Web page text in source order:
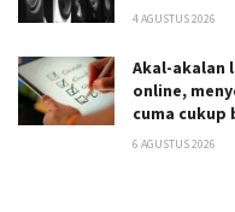
4 AGUSTUS 2026
Akal-akalan
online,
cuma cukup
6 AGUSTUS 2026